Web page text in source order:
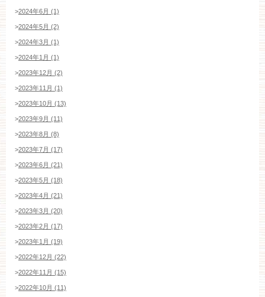
>2024年6月 (1)
>2024年5月 (2)
>2024年3月 (1)
>2024年1月 (1)
>2023年12月 (2)
>2023年11月 (1)
>2023年10月 (13)
>2023年9月 (11)
>2023年8月 (8)
>2023年7月 (17)
>2023年6月 (21)
>2023年5月 (18)
>2023年4月 (21)
>2023年3月 (20)
>2023年2月 (17)
>2023年1月 (19)
>2022年12月 (22)
>2022年11月 (15)
>2022年10月 (11)